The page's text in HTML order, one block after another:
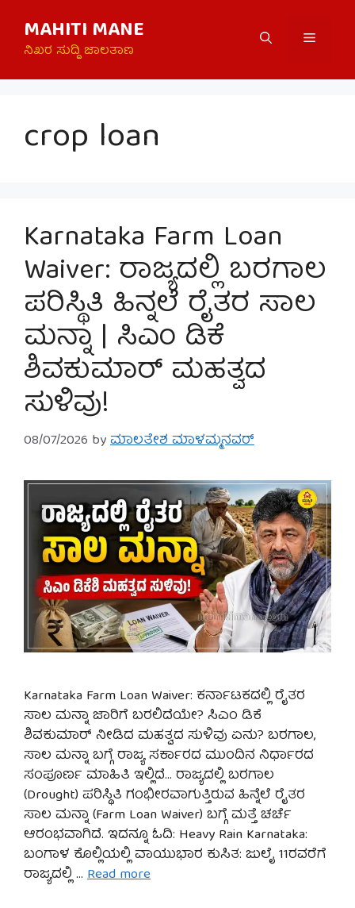
content
MAHITI MANE
ನಿಖರ ಸುದ್ದಿ ಜಾಲತಾಣ
Menu
crop loan
Karnataka Farm Loan
Waiver: ರಾಜ್ಯದಲ್ಲಿ ಬರಗಾಲ
ಪರಿಸ್ಥಿತಿ ಹಿನ್ನಲೆ ರೈತರ ಸಾಲ
ಮನ್ನಾ | ಸಿಎಂ ಡಿಕೆ
ಶಿವಕುಮಾರ್ ಮಹತ್ವದ
ಸುಳಿವು!
08/07/2026 byಮಾಲತೇಶ ಮಾಳಮ್ಮನವರ್
Karnataka Farm Loan Waiver: ಕರ್ನಾಟಕದಲ್ಲಿ ರೈತರ
ಸಾಲ ಮನ್ನಾ ಜಾರಿಗೆ ಬರಲಿದೆಯೇ? ಸಿಎಂ ಡಿಕೆ
ಶಿವಕುಮಾರ್ ನೀಡಿದ ಮಹತ್ವದ ಸುಳಿವು ಏನು? ಬರಗಾಲ,
ಸಾಲ ಮನ್ನಾ ಬಗ್ಗೆ ರಾಜ್ಯ ಸರ್ಕಾರದ ಮುಂದಿನ ನಿರ್ಧಾರದ
ಸಂಪೂರ್ಣ ಮಾಹಿತಿ ಇಲ್ಲಿದೆ… ರಾಜ್ಯದಲ್ಲಿ ಬರಗಾಲ
(Drought) ಪರಿಸ್ಥಿತಿ ಗಂಭೀರವಾಗುತ್ತಿರುವ ಹಿನ್ನೆಲೆ ರೈತರ
ಸಾಲ ಮನ್ನಾ (Farm Loan Waiver) ಬಗ್ಗೆ ಮತ್ತೆ ಚರ್ಚೆ
ಆರಂಭವಾಗಿದೆ. ಇದನ್ನೂ ಓದಿ: Heavy Rain Karnataka:
ಬಂಗಾಳ ಕೊಲ್ಲಿಯಲ್ಲಿ ವಾಯುಭಾರ ಕುಸಿತ: ಜುಲೈ 11ರವರೆಗೆ
ರಾಜ್ಯದಲ್ಲಿ … Read more